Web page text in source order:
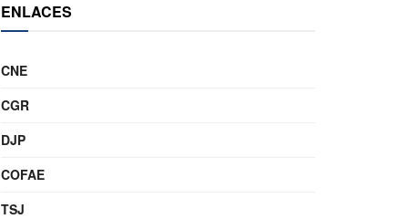
ENLACES
CNE
CGR
DJP
COFAE
TSJ